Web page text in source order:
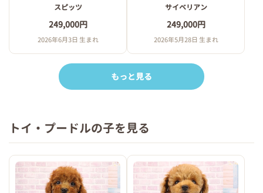
スピッツ
249,000円
2026年6月3日 生まれ
サイベリアン
249,000円
2026年5月28日 生まれ
もっと見る
トイ・プードルの子を見る